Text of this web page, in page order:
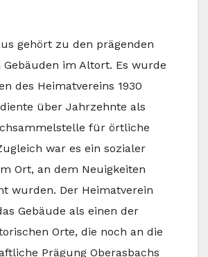
gehört zu den prägenden
Gebäuden im Altort. Es wurde
des Heimatvereins 1930
über Jahrzehnte als
für örtliche
war es ein sozialer
Ort, an dem Neuigkeiten
wurden. Der Heimatverein
Gebäude als einen der
Orte, die noch an die
Prägung Oberasbachs